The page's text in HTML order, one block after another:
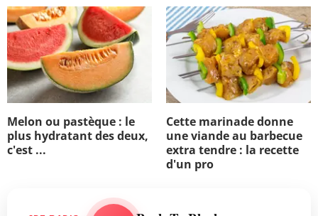
Melon ou pastèque : le
plus hydratant des deux,
c'est ...
Cette marinade donne
une viande au barbecue
extra tendre : la recette
d'un pro